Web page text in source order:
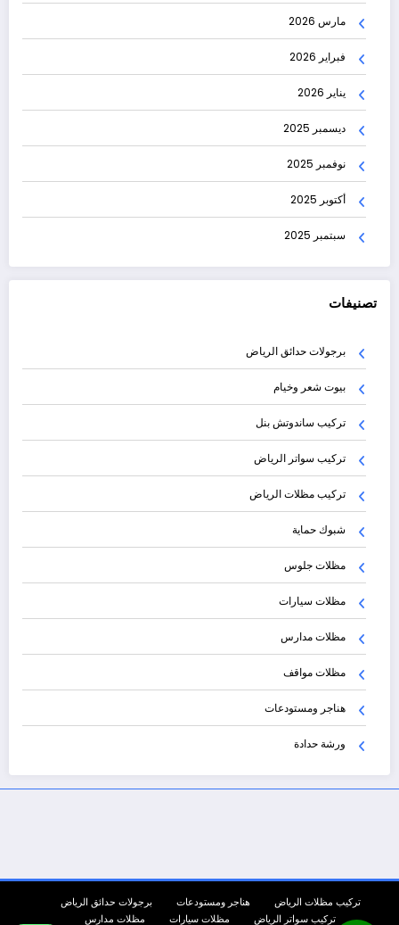
مارس 2026
فبراير 2026
يناير 2026
ديسمبر 2025
نوفمبر 2025
أكتوبر 2025
سبتمبر 2025
تصنيفات
برجولات حدائق الرياض
بيوت شعر وخيام
تركيب ساندوتش بنل
تركيب سواتر الرياض
تركيب مظلات الرياض
شبوك حماية
مظلات جلوس
مظلات سيارات
مظلات مدارس
مظلات مواقف
هناجر ومستودعات
ورشة حدادة
تركيب مظلات الرياض هناجر ومستودعات
برجولات حدائق الرياض
تركيب سواتر الرياض
مظلات سيارات مظلات مدارس